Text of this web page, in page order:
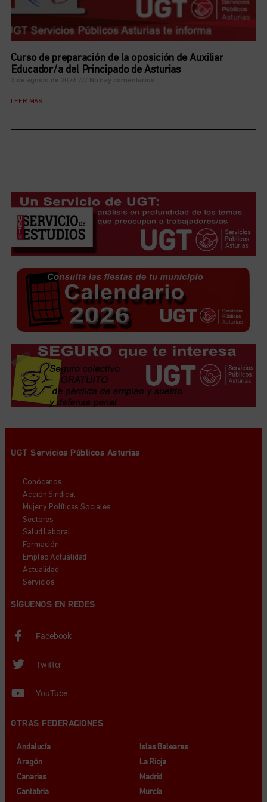
Curso de preparación de la oposición de Auxiliar
Educador/a del Principado de Asturias
3 de agosto de 2026 No hay comentarios
LEER MÁS
UGT Servicios Públicos Asturias
Conócenos
Acción Sindical
Mujer y Políticas Sociales
Sectores
Salud Laboral
Formación
Empleo Actualidad
Actualidad
Servicios
SÍGUENOS EN REDES
Facebook
Twitter
YouTube
OTRAS FEDERACIONES
Andalucía
Aragón
Canarias
Cantabria
Islas Baleares
La Rioja
Madrid
Murcia